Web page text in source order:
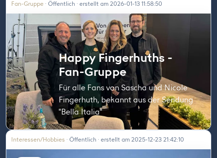
Fan-Gruppe · Öffentlich · erstellt am 2026-01-13 11:58:50
Happy Fingerhuths -
Fan-Gruppe
Für alle Fans von Sascha und Nicole
Fingerhuth, bekannt aus der Sendung
"Bella Italia"
Interessen/Hobbies · Öffentlich · erstellt am 2025-12-23 21:42:10